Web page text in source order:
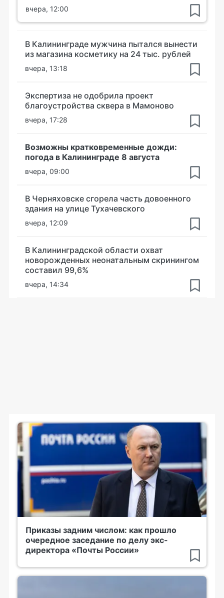
вчера, 12:00
В Калининграде мужчина пытался вынести
из магазина косметику на 24 тыс. рублей
вчера, 13:18
Экспертиза не одобрила проект
благоустройства сквера в Мамоново
вчера, 17:28
Возможны кратковременные дожди:
погода в Калининграде 8 августа
вчера, 09:00
В Черняховске сгорела часть довоенного
здания на улице Тухачевского
вчера, 12:09
В Калининградской области охват
новорожденных неонатальным скринингом
составил 99,6%
вчера, 14:34
Приказы задним числом: как прошло
очередное заседание по делу экс-
директора «Почты России»